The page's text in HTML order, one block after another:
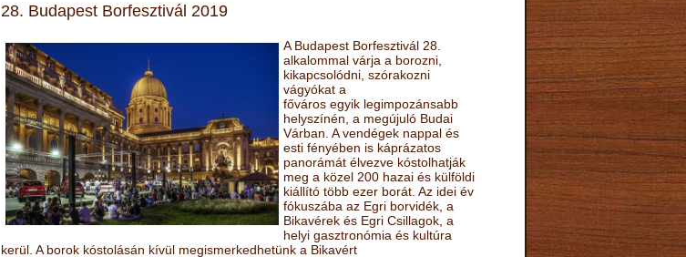
28. Budapest Borfesztivál 2019
A Budapest Borfesztivál 28.
alkalommal várja a borozni,
kikapcsolódni, szórakozni
vágyókat a
főváros egyik legimpozánsabb
helyszínén, a megújuló Budai
Várban. A vendégek nappal és
esti fényében is káprázatos
panorámát élvezve kóstolhatják
meg a közel 200 hazai és külföldi
kiállító több ezer borát. Az idei év
fókuszába az Egri borvidék, a
Bikavérek és Egri Csillagok, a
helyi gasztronómia és kultúra
kerül. A borok kóstolásán kívül megismerkedhetünk a Bikavért